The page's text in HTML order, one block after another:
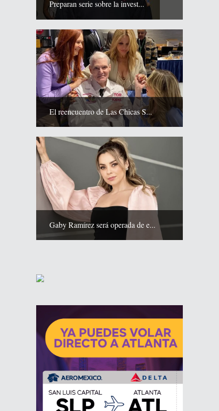
Preparan serie sobre la invest...
El reencuentro de Las Chicas S...
Gaby Ramírez será operada de e...